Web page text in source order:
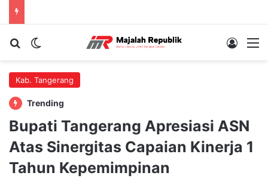
Cari berita...Switch skin Log In
Kab. Tangerang
Trending
Bupati Tangerang Apresiasi ASN
Atas Sinergitas Capaian Kinerja 1
Tahun Kepemimpinan